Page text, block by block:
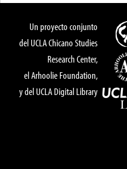
Un proyecto conjunto
del UCLA Chicano Studies
Research Center,
el Arhoolie Foundation,
y del UCLA Digital Library